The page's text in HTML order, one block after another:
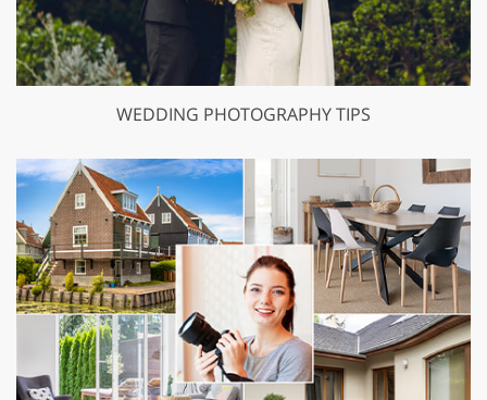
WEDDING PHOTOGRAPHY TIPS